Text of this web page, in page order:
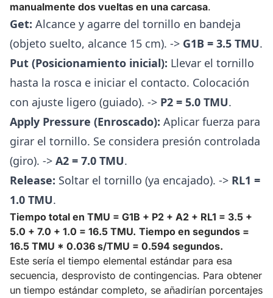
manualmente dos vueltas en una carcasa.
Get: Alcance y agarre del tornillo en bandeja
(objeto suelto, alcance 15 cm). -> G1B = 3.5 TMU.
Put (Posicionamiento inicial): Llevar el tornillo
hasta la rosca e iniciar el contacto. Colocación
con ajuste ligero (guiado). -> P2 = 5.0 TMU.
Apply Pressure (Enroscado): Aplicar fuerza para
girar el tornillo. Se considera presión controlada
(giro). -> A2 = 7.0 TMU.
Release: Soltar el tornillo (ya encajado). -> RL1 =
1.0 TMU.
Tiempo total en TMU = G1B + P2 + A2 + RL1 = 3.5 +
5.0 + 7.0 + 1.0 = 16.5 TMU. Tiempo en segundos =
16.5 TMU * 0.036 s/TMU = 0.594 segundos.
Este sería el tiempo elemental estándar para esa
secuencia, desprovisto de contingencias. Para obtener
un tiempo estándar completo, se añadirían porcentajes